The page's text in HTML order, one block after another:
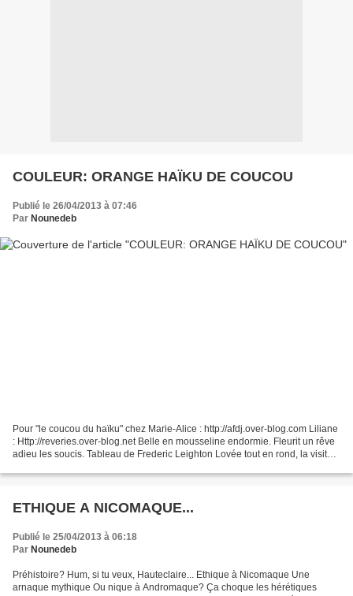
COULEUR: ORANGE HAÏKU DE COUCOU
Publié le 26/04/2013 à 07:46
Par Nounedeb
Pour "le coucou du haïku" chez Marie-Alice : http://afdj.over-blog.com Liliane
: Http://reveries.over-blog.net Belle en mousseline endormie. Fleurit un rêve
adieu les soucis. Tableau de Frederic Leighton Lovée tout en rond, la visite
ETHIQUE A NICOMAQUE...
Publié le 25/04/2013 à 06:18
Par Nounedeb
Préhistoire? Hum, si tu veux, Hauteclaire... Ethique à Nicomaque Une
arnaque mythique Ou nique à Andromaque? Ça choque les hérétiques